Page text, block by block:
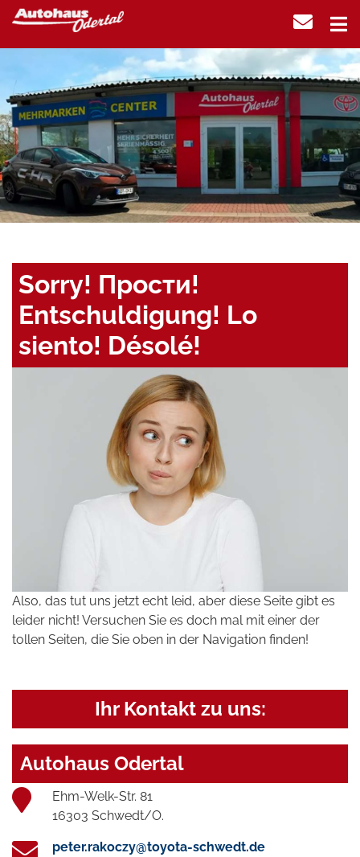
Sorry! Прости!
Entschuldigung! Lo
siento! Désolé!
Also, das tut uns jetzt echt leid, aber diese Seite gibt es
leider nicht! Versuchen Sie es doch mal mit einer der
tollen Seiten, die Sie oben in der Navigation finden!
Ihr Kontakt zu uns:
Autohaus Odertal
Ehm-Welk-Str. 81
16303 Schwedt/O.
peter.rakoczy@toyota-schwedt.de